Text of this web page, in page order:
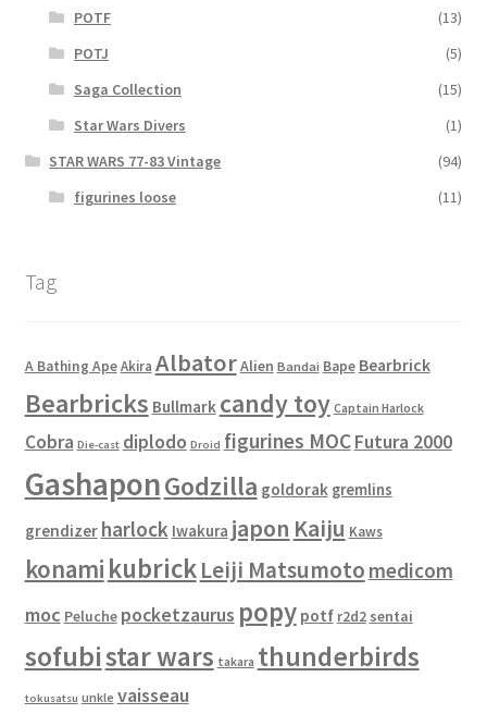
POTF
(13)
POTJ
(5)
Saga Collection
(15)
Star Wars Divers
(1)
STAR WARS 77-83 Vintage
(94)
figurines loose
(11)
Tag
A Bathing Ape Akira AlbatorAlien Bandai Bape Bearbrick
Bearbricks Bullmark candy toy Captain Harlock
Cobra Die-cast diplodo Droid figurines MOCFutura 2000
GashaponGodzilla goldorak gremlins
grendizer harlock Iwakura japon Kaiju Kaws
konami kubrickLeiji Matsumoto medicom
moc Peluche pocketzaurus popy potf r2d2 sentai
sofubistar wars takara thunderbirds
tokusatsu unkle vaisseau